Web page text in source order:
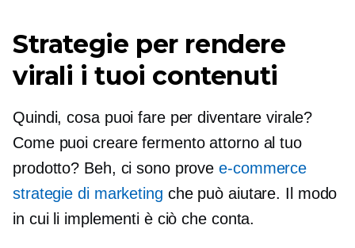
Strategie per rendere
virali i tuoi contenuti
Quindi, cosa puoi fare per diventare virale?
Come puoi creare fermento attorno al tuo
prodotto? Beh, ci sono provee-commerce
strategie di marketing che può aiutare. Il modo
in cui li implementi è ciò che conta.